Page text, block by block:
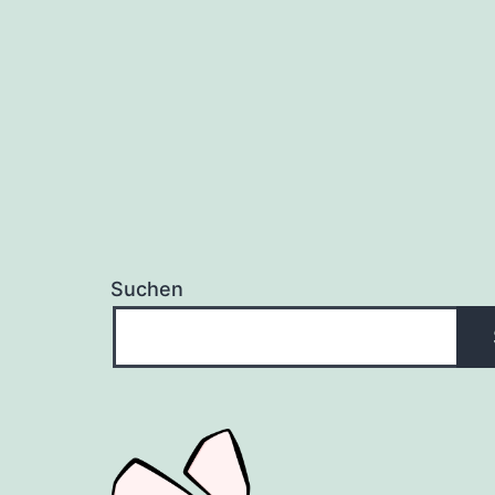
Suchen